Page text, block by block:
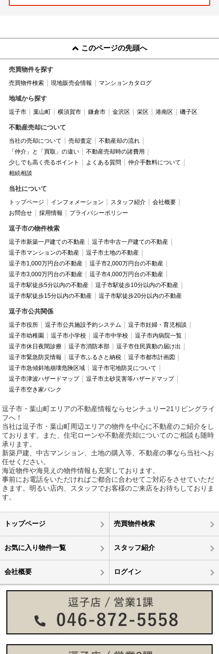
このページの先頭へ
売買物件を探す
売買物件検索 現地販売会情報 マンションカタログ
地域から探す
逗子市 葉山町 横須賀市 鎌倉市 金沢区 栄区 港南区 磯子区
不動産売却について
当社の売却について 売却査定
不動産却の流れ
「仲介」と「買取」の違い
不動産売却時の諸費用
少しでも高く売るポイント
よくある質問
仲介手数料について
相続相談
当社について
トップページ インフォメーション スタッフ紹介
会社概要
お問合せ
採用情報 プライバシーポリシー
逗子市の物件検索
逗子市新築一戸建ての不動産
逗子市中古一戸建ての不動産
逗子市マンションの不動産
逗子市土地の不動産
逗子市1,000万円台の不動産
逗子市2,000万円台の不動産
逗子市3,000万円台の不動産
逗子市4,000万円台の不動産
逗子市駅徒歩5分以内の不動産
逗子市駅徒歩10分以内の不動産
逗子市駅徒歩15分以内の不動産
逗子市駅徒歩20分以内の不動産
逗子市公共関係
逗子市役所 逗子市公共施設予約システム
逗子市妊婦・育児相談
逗子市幼稚園
逗子市小学校 逗子市中学校
逗子市内病院一覧
逗子市休日夜間診療
逗子市消防本部
逗子市住民異動の届け出
逗子市緊急防災情報
逗子市ふるさと納税
逗子市都市計画図
逗子市急傾斜地崩壊危険区域
逗子市宅地防災について
逗子市津波ハザードマップ
逗子市土砂災害等ハザードマップ
逗子市空き家バンク
逗子市・葉山町エリアの不動産情報ならセンチュリー21リビングライ
フへ！
当社は逗子市・葉山町周辺エリアの物件を中心に不動産のご紹介をし
ております。また、住宅ローンや不動産売却についてのご相談も随時
承ります。
新築戸建、中古マンション、土地の購入等、不動産の事なら当社へお
任せください。
海近物件や海見えの物件情報も充実しております。
事前にお電話をいただければご都合に合わせてご対応をさせていただ
きます。明るい店内、スタッフでお客様のご来店をお待ちしておりま
す。
トップページ 売買物件検索
お気に入り物件一覧 スタッフ紹介
会社概要 ログイン